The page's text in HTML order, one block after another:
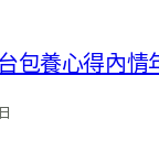
包養心得內情